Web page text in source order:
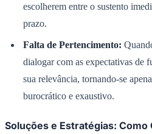
Corinthians
escolherem entre o sustento
prazo.
Falta de Pertencimento:
dialogar com as expectativas de
sua relevância, tornando-se
burocrático e exaustivo.
Soluções e Estratégias: Como